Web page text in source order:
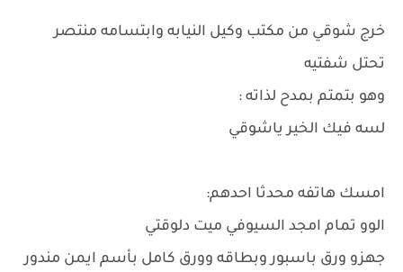
خرج شوقي من مكتب وكيل النيابه وابتسامه منتصر
تحتل شفتيه
وهو بتمتم بمدح لذاته :
لسه فيك الخير ياشوقي
امسك هاتفه محدثا احدهم:
الوو تمام امجد السيوفي ميت دلوقتي
جهزو ورق باسبور وبطاقه وورق كامل بأسم ايمن مندور